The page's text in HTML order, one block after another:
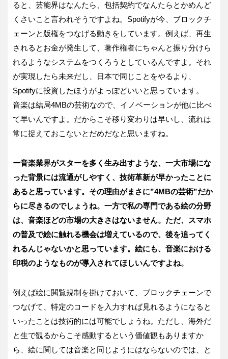
ると、芸能界はなんたら、包括契約でなんたらとかめんど
くさいこと言われそうですよね。Spotifyが今、ブロックチ
ェーンと版権をつなげる動きをしています。例えば、再生
されるとお金が発生して、著作権者にちゃんと振り分けら
れるようなシステムをつくろうとしているんですよ。それ
が実現したら未来だし、日本で同じことをやるより、
Spotifyに投資したほうがよっぽどいいと思っています。
音楽は結局4MBの芸術なので、イノベーションが他に比べ
て早いんですよ。だからこそ移り変わりは早いし、流れは
常に捉えておこないとだめだなと思いますね。
ー音楽業界がスターを多く生み出すような、一大市場にな
った背景には流通がしやすく、技術革新が早かったことに
あると思っています。その理由がまさに”4MBの芸術”だか
らに尽きるのでしょうね。一方で私の専門である絵の分野
は、音楽ほどの市場の大きさはないません。ただ、スマホ
の普及で絵に触れる機会は増えているので、後を追ってく
れるんじゃないかと思っています。絵にも、音楽における
印税のようなものが導入されてほしいんですよね。
例えば絵に閲覧規制を掛けておいて、ブロックチェーンで
つなげて、特定のコードを入力すれば見れるようになると
いったことは技術的には可能でしょうね。ただし、海外だ
と生で観るからこそ感動するという価値観もありますか
ら、絵に関しては音楽と同じようにはならないのでは、と